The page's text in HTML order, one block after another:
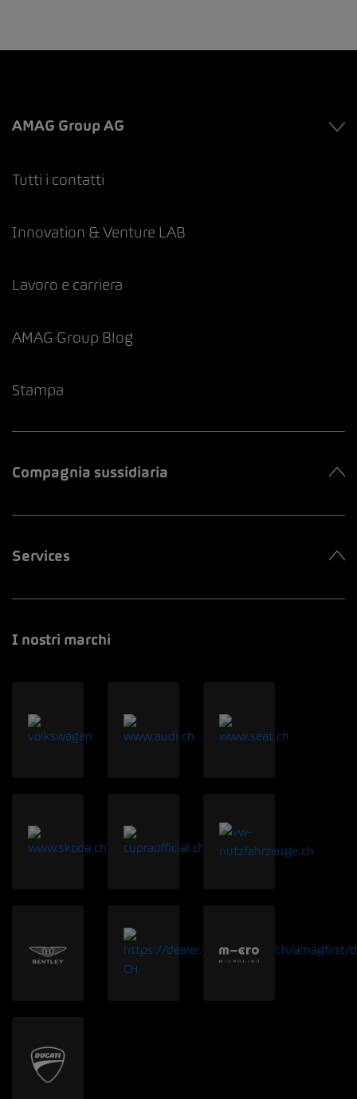
AMAG Group AG
Tutti i contatti
Innovation & Venture LAB
Lavoro e carriera
AMAG Group Blog
Stampa
Compagnia sussidiaria
Services
I nostri marchi